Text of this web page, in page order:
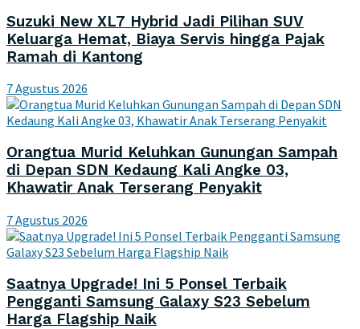
Suzuki New XL7 Hybrid Jadi Pilihan SUV
Keluarga Hemat, Biaya Servis hingga Pajak
Ramah di Kantong
7 Agustus 2026
Orangtua Murid Keluhkan Gunungan Sampah
di Depan SDN Kedaung Kali Angke 03,
Khawatir Anak Terserang Penyakit
7 Agustus 2026
Saatnya Upgrade! Ini 5 Ponsel Terbaik
Pengganti Samsung Galaxy S23 Sebelum
Harga Flagship Naik